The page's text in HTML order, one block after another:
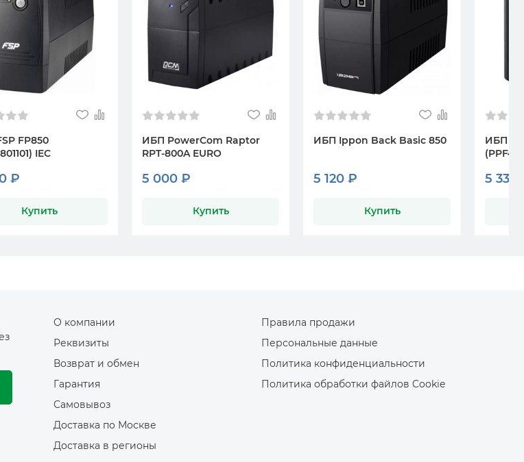
FP850
IEC
₽
Купить
ИБП PowerCom Raptor
RPT-800A EURO
5 000 ₽
Купить
ИБП Ippon Back Basic 850
5 120 ₽
Купить
ИБП
5 330
О компании
Реквизиты
Возврат и обмен
Гарантия
Самовывоз
Доставка по Москве
Доставка в регионы
Правила продажи
Персональные данные
Политика конфиденциальности
Политика обработки файлов Cookie